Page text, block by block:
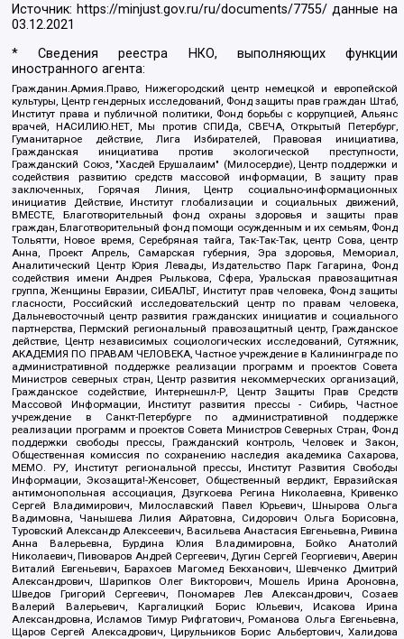
Источник:https://minjust.gov.ru/ru/documents/7755/ данные на
03.12.2021
* Сведения реестра НКО, выполняющих функции
иностранного агента:
Гражданин.Армия.Право, Нижегородский центр немецкой и европейской
культуры, Центр гендерных исследований, Фонд защиты прав граждан Штаб,
Институт права и публичной политики, Фонд борьбы с коррупцией, Альянс
врачей, НАСИЛИЮ.НЕТ, Мы против СПИДа, СВЕЧА, Открытый Петербург,
Гуманитарное действие, Лига Избирателей, Правовая инициатива,
Гражданская инициатива против экологической преступности,
Гражданский Союз, "Хасдей Ерушалаим" (Милосердие), Центр поддержки и
содействия развитию средств массовой информации, В защиту прав
заключенных, Горячая Линия, Центр социально-информационных
инициатив Действие, Институт глобализации и социальных движений,
ВМЕСТЕ, Благотворительный фонд охраны здоровья и защиты прав
граждан, Благотворительный фонд помощи осужденным и их семьям, Фонд
Тольятти, Новое время, Серебряная тайга, Так-Так-Так, центр Сова, центр
Анна, Проект Апрель, Самарская губерния, Эра здоровья, Мемориал,
Аналитический Центр Юрия Левады, Издательство Парк Гагарина, Фонд
содействия имени Андрея Рылькова, Сфера, Уральская правозащитная
группа, Женщины Евразии, СИБАЛЬТ, Институт прав человека, Фонд защиты
гласности, Российский исследовательский центр по правам человека,
Дальневосточный центр развития гражданских инициатив и социального
партнерства, Пермский региональный правозащитный центр, Гражданское
действие, Центр независимых социологических исследований, Сутяжник,
АКАДЕМИЯ ПО ПРАВАМ ЧЕЛОВЕКА, Частное учреждение в Калининграде по
административной поддержке реализации программ и проектов Совета
Министров северных стран, Центр развития некоммерческих организаций,
Гражданское содействие, Интернешнл-Р, Центр Защиты Прав Средств
Массовой Информации, Институт развития прессы - Сибирь, Частное
учреждение в Санкт-Петербурге по административной поддержке
реализации программ и проектов Совета Министров Северных Стран, Фонд
поддержки свободы прессы, Гражданский контроль, Человек и Закон,
Общественная комиссия по сохранению наследия академика Сахарова,
МЕМО. РУ, Институт региональной прессы, Институт Развития Свободы
Информации, Экозащита!-Женсовет, Общественный вердикт, Евразийская
антимонопольная ассоциация, Дзугкоева Регина Николаевна, Кривенко
Сергей Владимирович, Милославский Павел Юрьевич, Шнырова Ольга
Вадимовна, Чанышева Лилия Айратовна, Сидорович Ольга Борисовна,
Туровский Александр Алексеевич, Васильева Анастасия Евгеньевна, Ривина
Анна Валерьевна, Бурдина Юлия Владимировна, Бойко Анатолий
Николаевич, Пивоваров Андрей Сергеевич, Дугин Сергей Георгиевич, Аверин
Виталий Евгеньевич, Барахоев Магомед Бекханович, Шевченко Дмитрий
Александрович, Шарипков Олег Викторович, Мошель Ирина Ароновна,
Шведов Григорий Сергеевич, Пономарев Лев Александрович, Созаев
Валерий Валерьевич, Каргалицкий Борис Юльевич, Исакова Ирина
Александровна, Исламов Тимур Рифгатович, Романова Ольга Евгеньевна,
Щаров Сергей Алексадрович, Цирульников Борис Альбертович, Халидова